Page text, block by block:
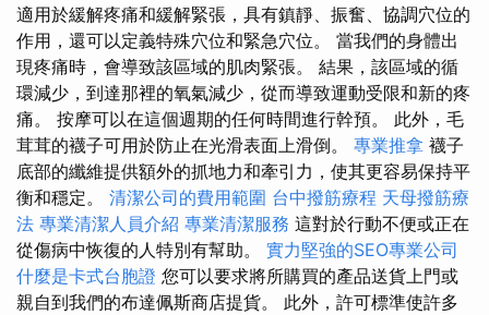
適用於緩解疼痛和緩解緊張，具有鎮靜、振奮、協調穴位的
作用，還可以定義特殊穴位和緊急穴位。 當我們的身體出
現疼痛時，會導致該區域的肌肉緊張。 結果，該區域的循
環減少，到達那裡的氧氣減少，從而導致運動受限和新的疼
痛。 按摩可以在這個週期的任何時間進行幹預。 此外，毛
茸茸的襪子可用於防止在光滑表面上滑倒。 專業推拿 襪子
底部的纖維提供額外的抓地力和牽引力，使其更容易保持平
衡和穩定。 清潔公司的費用範圍 台中撥筋療程 天母撥筋療
法 專業清潔人員介紹 專業清潔服務 這對於行動不便或正在
從傷病中恢復的人特別有幫助。 實力堅強的SEO專業公司
什麼是卡式台胞證 您可以要求將所購買的產品送貨上門或
親自到我們的布達佩斯商店提貨。 此外，許可標準使許多